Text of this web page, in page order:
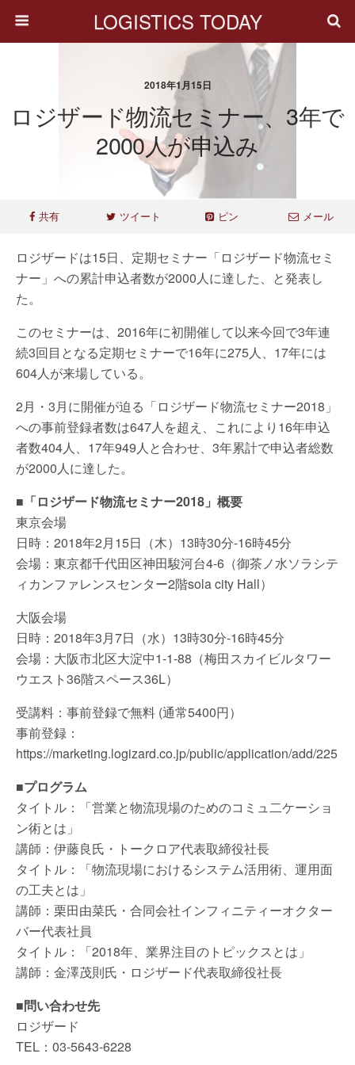
LOGISTICS TODAY
2018年1月15日
ロジザード物流セミナー、3年で
2000人が申込み
共有 ツイート ピン メール
ロジザードは15日、定期セミナー「ロジザード物流セミ
ナー」への累計申込者数が2000人に達した、と発表し
た。
このセミナーは、2016年に初開催して以来今回で3年連
続3回目となる定期セミナーで16年に275人、17年には
604人が来場している。
2月・3月に開催が迫る「ロジザード物流セミナー2018」
への事前登録者数は647人を超え、これにより16年申込
者数404人、17年949人と合わせ、3年累計で申込者総数
が2000人に達した。
■「ロジザード物流セミナー2018」概要
東京会場
日時：2018年2月15日（木）13時30分-16時45分
会場：東京都千代田区神田駿河台4-6（御茶ノ水ソラシテ
ィカンファレンスセンター2階sola city Hall）
大阪会場
日時：2018年3月7日（水）13時30分-16時45分
会場：大阪市北区大淀中1-1-88（梅田スカイビルタワー
ウエスト36階スペース36L）
受講料：事前登録で無料 (通常5400円）
事前登録：
https://marketing.logizard.co.jp/public/application/add/225
■プログラム
タイトル：「営業と物流現場のためのコミュ二ケーショ
ン術とは」
講師：伊藤良氏・トークロア代表取締役社長
タイトル：「物流現場におけるシステム活用術、運用面
の工夫とは」
講師：栗田由菜氏・合同会社インフィニティーオクター
バー代表社員
タイトル：「2018年、業界注目のトピックスとは」
講師：金澤茂則氏・ロジザード代表取締役社長
■問い合わせ先
ロジザード
TEL：03-5643-6228